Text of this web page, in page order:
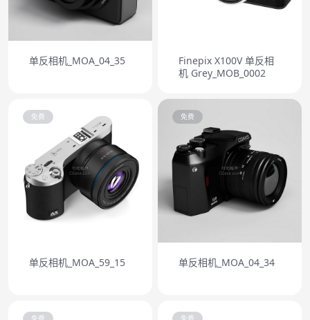
单反相机_MOA_04_35
Finepix X100V 单反相
机 Grey_MOB_0002
免费
单反相机_MOA_59_15
免费
单反相机_MOA_04_34